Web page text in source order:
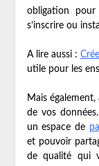
obligation
s’inscrire ou
A lire aussi :
utile pour les
Mais
de vos
un espace de
et pouvoir
de qualité qui